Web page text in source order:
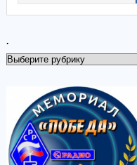
.